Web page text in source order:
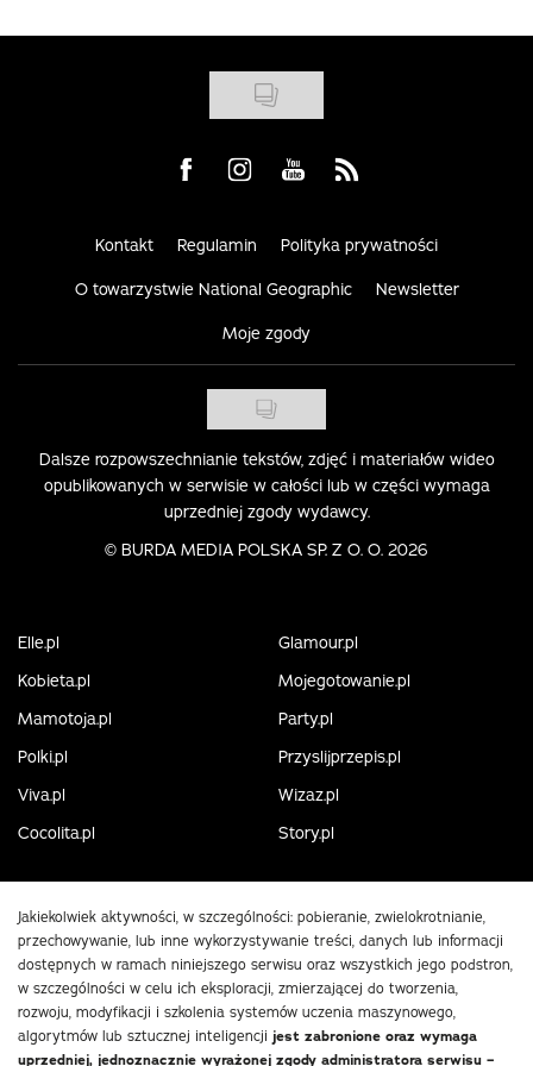
Visit us on Facebook
Visit us on Instagram
Visit us on Youtube
Visit us on Rss
Kontakt Regulamin Polityka prywatności
O towarzystwie National Geographic Newsletter
Moje zgody
Dalsze rozpowszechnianie tekstów, zdjęć i materiałów wideo
opublikowanych w serwisie w całości lub w części wymaga
uprzedniej zgody wydawcy.
© BURDA MEDIA POLSKA SP. Z O. O. 2026
Elle.pl
Glamour.pl
Kobieta.pl
Mojegotowanie.pl
Mamotoja.pl
Party.pl
Polki.pl
Przyslijprzepis.pl
Viva.pl
Wizaz.pl
Cocolita.pl
Story.pl
Jakiekolwiek aktywności, w szczególności: pobieranie, zwielokrotnianie,
przechowywanie, lub inne wykorzystywanie treści, danych lub informacji
dostępnych w ramach niniejszego serwisu oraz wszystkich jego podstron,
w szczególności w celu ich eksploracji, zmierzającej do tworzenia,
rozwoju, modyfikacji i szkolenia systemów uczenia maszynowego,
algorytmów lub sztucznej inteligencji jest zabronione oraz wymaga
uprzedniej, jednoznacznie wyrażonej zgody administratora serwisu –